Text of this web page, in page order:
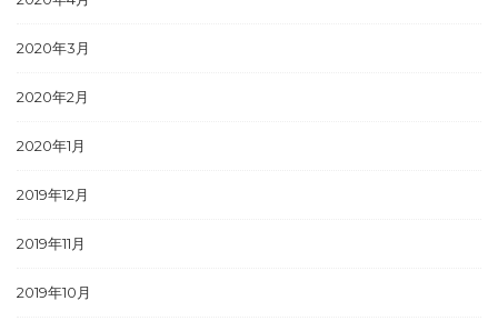
2020年3月
2020年2月
2020年1月
2019年12月
2019年11月
2019年10月